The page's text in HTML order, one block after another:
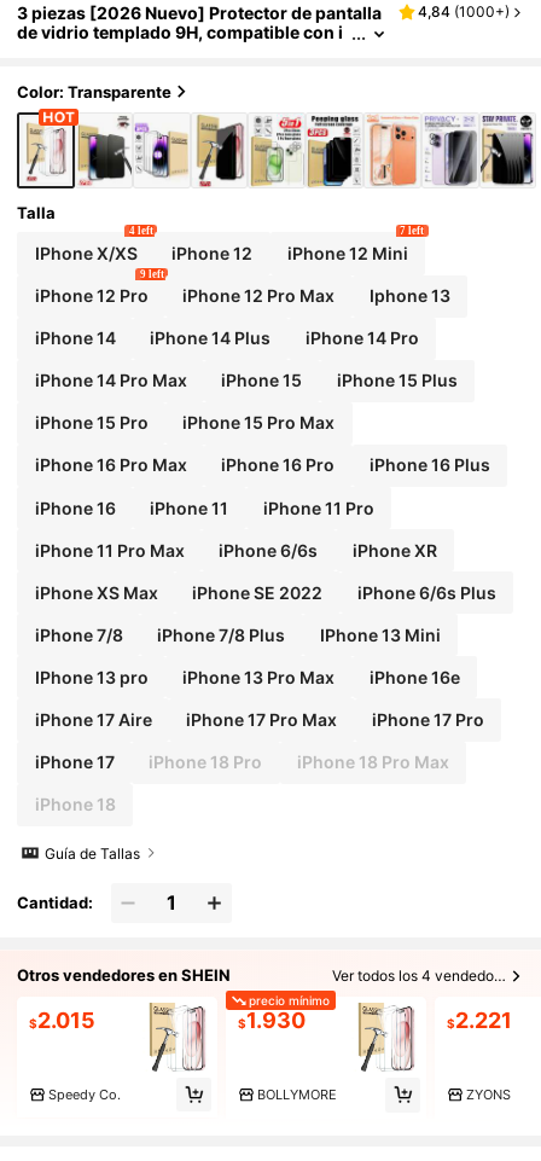
3 piezas [2026 Nuevo] Protector de pantalla
de vidrio templado 9H, compatible con i
5/15 Pro Max/14/14 Plus/13/13 Mini/12/12 Mi
ni/11 Pro Max/X/XS/XR, alta definición transp
arente antiarañazos sin burbujas
4,84 (1000+)
Color: Transparente
Talla
IPhone X/XS
4 left
iPhone 12 iPhone 12 Mini
7 left
iPhone 12 Pro
9 left
iPhone 12 Pro Max Iphone 13
iPhone 14 iPhone 14 Plus iPhone 14 Pro
iPhone 14 Pro Max iPhone 15 iPhone 15 Plus
iPhone 15 Pro iPhone 15 Pro Max
iPhone 16 Pro Max iPhone 16 Pro iPhone 16 Plus
iPhone 16 iPhone 11 iPhone 11 Pro
iPhone 11 Pro Max iPhone 6/6s iPhone XR
iPhone XS Max iPhone SE 2022 iPhone 6/6s Plus
iPhone 7/8 iPhone 7/8 Plus IPhone 13 Mini
IPhone 13 pro iPhone 13 Pro Max iPhone 16e
iPhone 17 Aire iPhone 17 Pro Max iPhone 17 Pro
iPhone 17 iPhone 18 Pro iPhone 18 Pro Max
iPhone 18
Guía de Tallas
Cantidad:
Otros vendedores en SHEIN Ver todos los 4 vendedores
$2.015
Speedy Co.
precio mínimo
$1.930
BOLLYMORE
$2.221
ZYONS